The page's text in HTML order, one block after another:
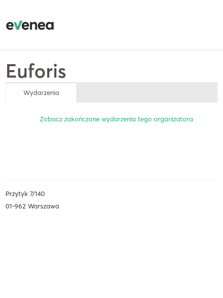
Euforis
Wydarzenia
Zobacz zakończone wydarzenia tego organizatora
Przytyk 7/140
01-962 Warszawa